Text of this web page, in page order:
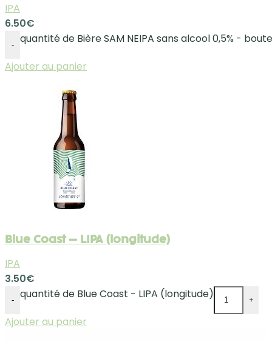
IPA
6.50€
-
quantité de Bière SAM NEIPA sans alcool 0,5% -
Ajouter au panier
Blue Coast – LIPA (longitude)
IPA
3.50€
- quantité de Blue Coast - LIPA (longitude) +
Ajouter au panier